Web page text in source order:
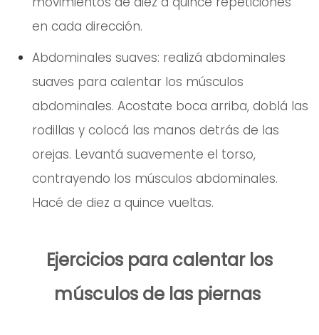
en cada dirección.
Abdominales suaves: realizá abdominales
suaves para calentar los músculos
abdominales. Acostate boca arriba, doblá las
rodillas y colocá las manos detrás de las
orejas. Levantá suavemente el torso,
contrayendo los músculos abdominales.
Hacé de diez a quince vueltas.
Ejercicios para calentar los
músculos de las piernas